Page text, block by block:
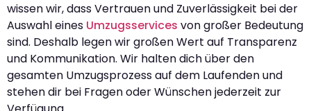
wissen wir, dass Vertrauen und Zuverlässigkeit bei der
Auswahl eines Umzugsservices von großer Bedeutung
sind. Deshalb legen wir großen Wert auf Transparenz
und Kommunikation. Wir halten dich über den
gesamten Umzugsprozess auf dem Laufenden und
stehen dir bei Fragen oder Wünschen jederzeit zur